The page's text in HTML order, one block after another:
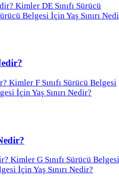
Kimler DE Sınıfı Sürücü
Belgesi İçin Yaş Sınırı
Kimler F Sınıfı Sürücü Belgesi
İçin Yaş Sınırı Nedir?
Kimler G Sınıfı Sürücü Belgesi
İçin Yaş Sınırı Nedir?